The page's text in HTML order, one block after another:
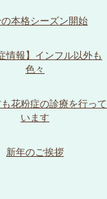
本格シーズン開始
情報】インフル以外も
色々
花粉症の診療を行って
います
新年のご挨拶